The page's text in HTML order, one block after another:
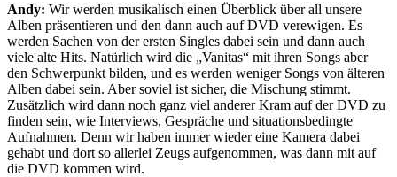
Andy: Wir werden musikalisch einen Überblick über all unsere
Alben präsentieren und den dann auch auf DVD verewigen. Es
werden Sachen von der ersten Singles dabei sein und dann auch
viele alte Hits. Natürlich wird die „Vanitas“ mit ihren Songs aber
den Schwerpunkt bilden, und es werden weniger Songs von älteren
Alben dabei sein. Aber soviel ist sicher, die Mischung stimmt.
Zusätzlich wird dann noch ganz viel anderer Kram auf der DVD zu
finden sein, wie Interviews, Gespräche und situationsbedingte
Aufnahmen. Denn wir haben immer wieder eine Kamera dabei
gehabt und dort so allerlei Zeugs aufgenommen, was dann mit auf
die DVD kommen wird.